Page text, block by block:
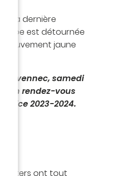
la dernière
est détournée
mouvement jaune
samedi
! Un rendez-vous
2023-2024.
ont tout